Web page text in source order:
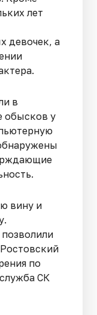
лет
девочек, а
в
обысков у
вину и
по
СК